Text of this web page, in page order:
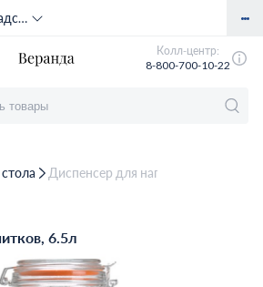
Ул. Ленинградское шоссе, д. 71Г (м. Речной вокзал)
Колл-центр:
8-800-700-10-22
Диспенсер для напитков, 6.5л
6.5л